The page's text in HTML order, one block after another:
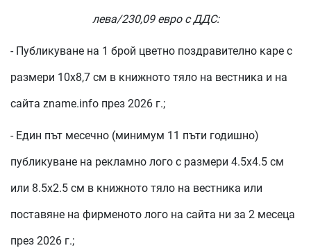
лева/230,09 евро с ДДС:
- Публикуване на 1 брой цветно поздравително каре с
размери 10х8,7 см в книжното тяло на вестника и на
сайта zname.info през 2026 г.;
- Един път месечно (минимум 11 пъти годишно)
публикуване на рекламно лого с размери 4.5х4.5 см
или 8.5х2.5 см в книжното тяло на вестника или
поставяне на фирменото лого на сайта ни за 2 месеца
през 2026 г.;